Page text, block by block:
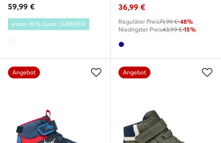
59,99 €
extra -15% Code: SUMMER
36,99 €
Regulärer Preis71,99 €-48%
Niedrigster Preis43,99 €-15%
Angebot Angebot